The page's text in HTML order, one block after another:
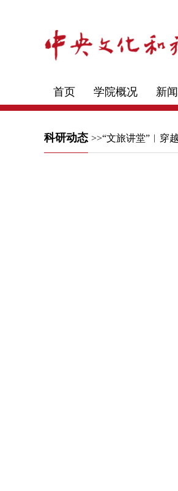
首页 学院概况 新
科研动态 >>“文旅讲堂”︱穿